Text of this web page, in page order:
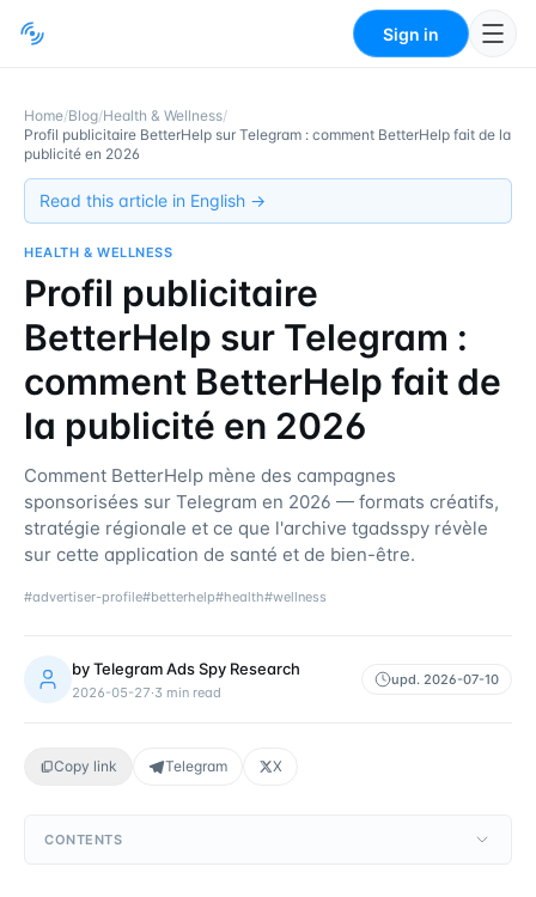
Sign in
Home/Blog/Health & Wellness/
Profil publicitaire BetterHelp sur Telegram : comment BetterHelp fait de la
publicité en 2026
Read this article in English →
HEALTH & WELLNESS
Profil publicitaire
BetterHelp sur Telegram :
comment BetterHelp fait de
la publicité en 2026
Comment BetterHelp mène des campagnes
sponsorisées sur Telegram en 2026 — formats créatifs,
stratégie régionale et ce que l'archive tgadsspy révèle
sur cette application de santé et de bien-être.
#advertiser-profile#betterhelp#health#wellness
byTelegram Ads Spy Research
2026-05-27·3 min read
upd. 2026-07-10
Copy link Telegram X
CONTENTS